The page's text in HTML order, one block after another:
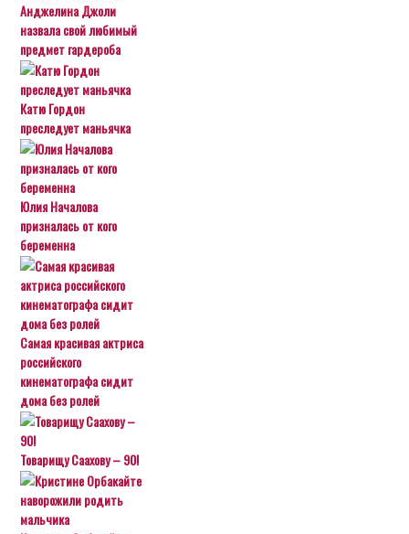
Анджелина Джоли
назвала свой любимый
предмет гардероба
Катю Гордон
преследует маньячка
Юлия Началова
призналась от кого
беременна
Самая красивая актриса
российского
кинематографа сидит
дома без ролей
Товарищу Саахову – 90!